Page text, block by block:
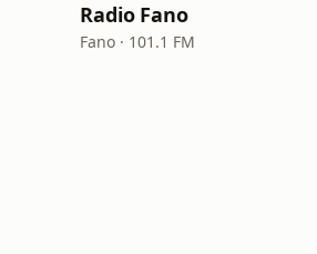
Radio Fano
Fano · 101.1 FM